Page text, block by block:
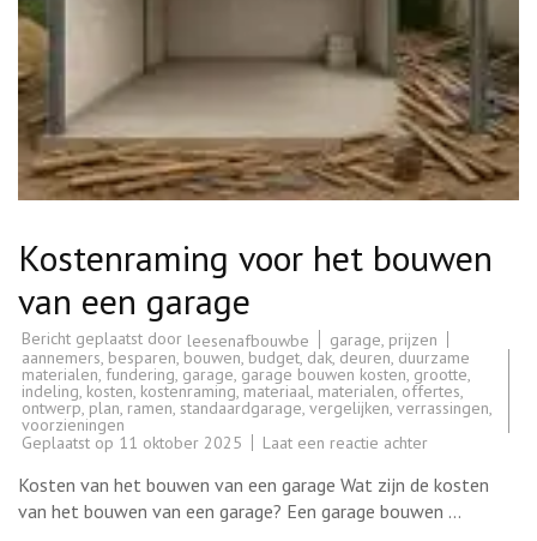
Kostenraming voor het bouwen
van een garage
Bericht geplaatst door leesenafbouwbe garage, prijzen
aannemers besparen bouwen budget dak deuren duurzame
materialen fundering garage garage bouwen kosten grootte
indeling kosten kostenraming ,materiaal materialen offertes
ontwerp plan ramen standaardgarage vergelijken verrassingen
voorzieningen
Geplaatst op 11 oktober 2025 Laat een reactie achterop
voor
het
bouwen
van
Kosten van het bouwen van een garage Wat zijn de kosten
van het bouwen van een garage? Een garage bouwen …